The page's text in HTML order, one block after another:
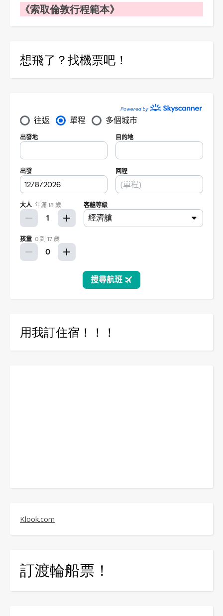
《索取倫敦行程範本》
想飛了？找機票吧！
用我訂住宿！！！
Klook.com
訂渡輪船票！